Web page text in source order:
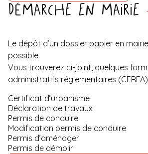
Démarche en mairie
Le dépôt d’un dossier papier en
possible.
Vous trouverez ci-joint, quelques
administratifs réglementaires
Certificat d’urbanisme
Déclaration de travaux
Permis de conduire
Modification permis de conduire
Permis d’aménager
Permis de démolir